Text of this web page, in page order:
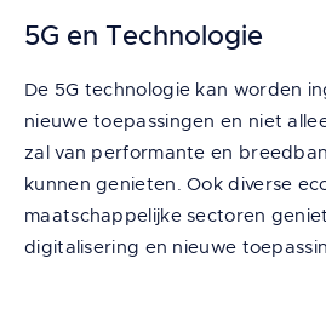
5G en Technologie
De 5G technologie kan worden
nieuwe toepassingen en niet
zal van performante en
kunnen genieten. Ook diverse
maatschappelijke sectoren
digitalisering en nieuwe